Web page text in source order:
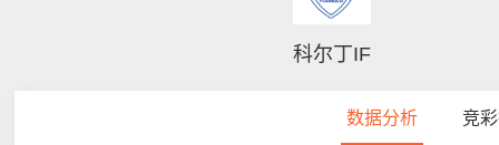
科尔丁IF
数据分析 竞